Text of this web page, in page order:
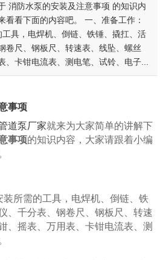
消防水泵的安装及注意事项 的知识内
看看下面的内容吧。 一、准备工作：
具，电焊机、倒链、铁锤、撬扛、活
卷尺、钢板尺、转速表、线坠、螺丝
、卡钳电流表、测电笔、试铃、电子...
事项
道泵厂家就来为大家简单的讲解下
事项的知识内容，大家请跟着小编
所需的工具，电焊机、倒链、铁
、千分表、钢卷尺、钢板尺、转速
、摇表、万用表、卡钳电流表、测